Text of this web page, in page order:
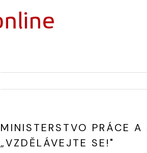
MINISTERSTVO PRÁCE
„VZDĚLÁVEJTE SE!"